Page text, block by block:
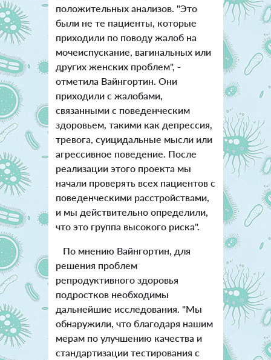
положительных анализов. "Это
были не те пациенты, которые
приходили по поводу жалоб на
мочеиспускание, вагинальных или
других женских проблем", -
отметила Вайнгортин. Они
приходили с жалобами,
связанными с поведенческим
здоровьем, такими как депрессия,
тревога, суицидальные мысли или
агрессивное поведение. После
реализации этого проекта мы
начали проверять всех пациентов с
поведенческими расстройствами,
и мы действительно определили,
что это группа высокого риска".
По мнению Вайнгортин, для
решения проблем
репродуктивного здоровья
подростков необходимы
дальнейшие исследования. "Мы
обнаружили, что благодаря нашим
мерам по улучшению качества и
стандартизации тестирования с